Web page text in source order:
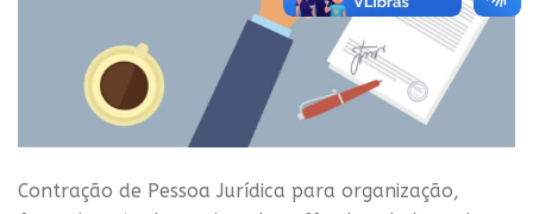
Contração de Pessoa Jurídica para organização,